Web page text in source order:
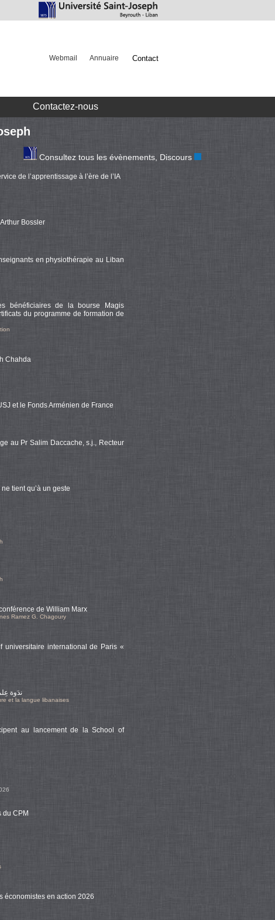
Webmail Annuaire Contact
Contactez-nous
tous les évènements, Discours Communiqués de presse
de l’apprentissage à l’ère de l’IA
Bossler
en physiothérapie au Liban
bénéficiaires de la bourse Magis
du programme de formation de
Chahda
et le Fonds Arménien de France
au Pr Salim Daccache, s.j., Recteur
tient qu’à un geste
de William Marx
Ramez G. Chagoury
universitaire international de Paris «
ندَوة
et la langue libanaises
au lancement de la School of
du CPM
économistes en action 2026